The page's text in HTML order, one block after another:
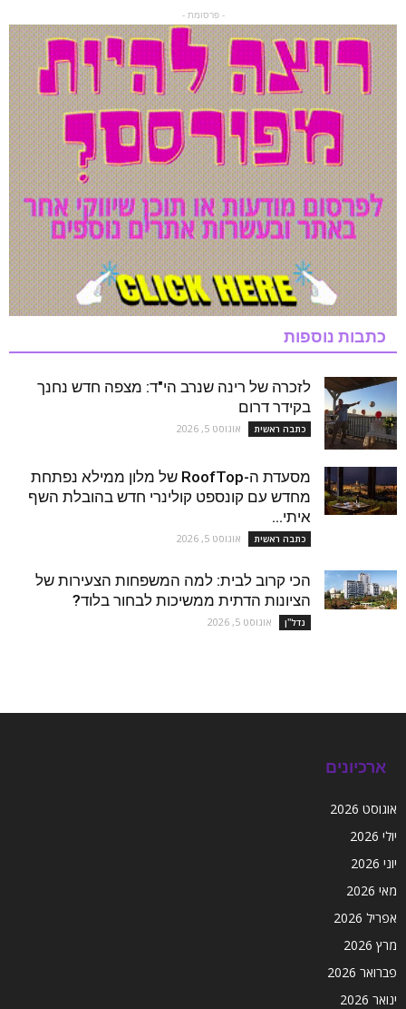
- פרסומת -
כתבות נוספות
לזכרה של רינה שנרב הי"ד: מצפה חדש נחנך
בקידר דרום
כתבה ראשית אוגוסט 5, 2026
מסעדת ה-RoofTop של מלון ממילא נפתחת
מחדש עם קונספט קולינרי חדש בהובלת השף
איתי...
כתבה ראשית אוגוסט 5, 2026
הכי קרוב לבית: למה המשפחות הצעירות של
הציונות הדתית ממשיכות לבחור בלוד?
נדל''ן אוגוסט 5, 2026
ארכיונים
אוגוסט 2026
יולי 2026
יוני 2026
מאי 2026
אפריל 2026
מרץ 2026
פברואר 2026
ינואר 2026